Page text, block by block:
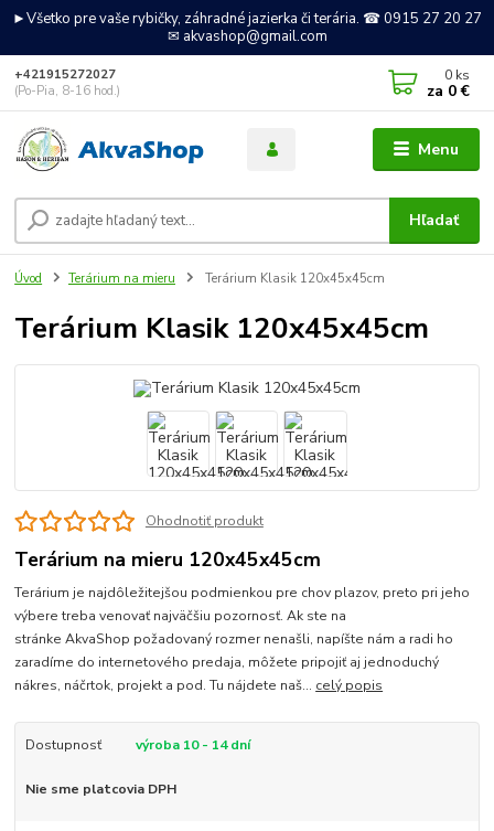
►Všetko pre vaše rybičky, záhradné jazierka či terária. ☎ 0915 27 20 27
✉ akvashop@gmail.com
Menu
Hľadať
+421915272027
(Po-Pia, 8-16 hod.)
0 ks
za 0 €
Úvod Terárium na mieru Terárium Klasik 120x45x45cm
Terárium Klasik 120x45x45cm
Ohodnotiť produkt
Terárium na mieru 120x45x45cm
Terárium je najdôležitejšou podmienkou pre chov plazov, preto pri jeho
výbere treba venovať najväčšiu pozornosť. Ak ste na
stránke AkvaShop požadovaný rozmer nenašli, napíšte nám a radi ho
zaradíme do internetového predaja, môžete pripojiť aj jednoduchý
nákres, náčrtok, projekt a pod. Tu nájdete naš... celý popis
Dostupnosť výroba 10 - 14 dní
Nie sme platcovia DPH